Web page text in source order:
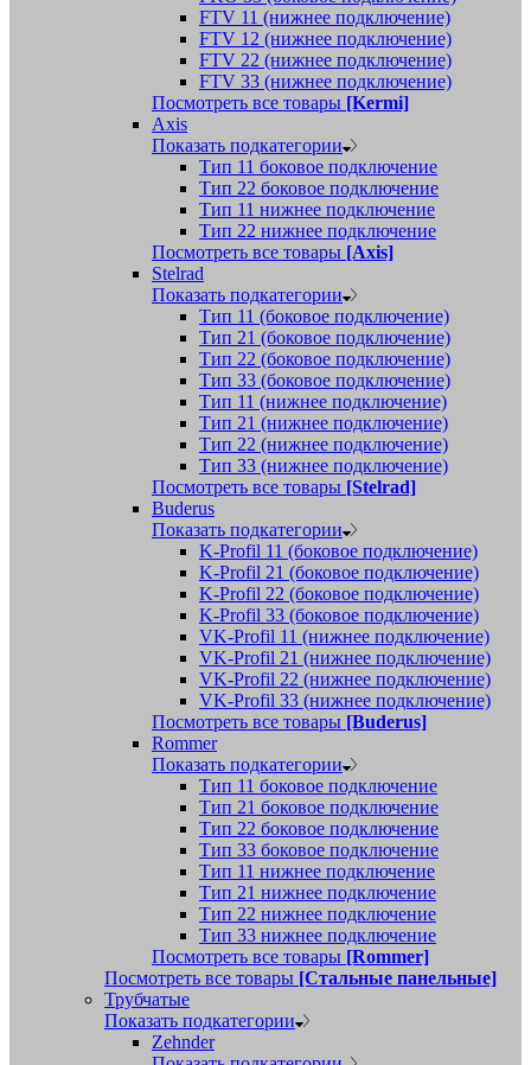
FTV 11 (нижнее подключение)
FTV 12 (нижнее подключение)
FTV 22 (нижнее подключение)
FTV 33 (нижнее подключение)
Посмотреть все товары [Kermi]
Axis
Показать подкатегории
Тип 11 боковое подключение
Тип 22 боковое подключение
Тип 11 нижнее подключение
Тип 22 нижнее подключение
Посмотреть все товары [Axis]
Stelrad
Показать подкатегории
Tип 11 (боковое подключение)
Тип 21 (боковое подключение)
Тип 22 (боковое подключение)
Тип 33 (боковое подключение)
Тип 11 (нижнее подключение)
Тип 21 (нижнее подключение)
Тип 22 (нижнее подключение)
Тип 33 (нижнее подключение)
Посмотреть все товары [Stelrad]
Buderus
Показать подкатегории
K-Profil 11 (боковое подключение)
K-Profil 21 (боковое подключение)
K-Profil 22 (боковое подключение)
K-Profil 33 (боковое подключение)
VK-Profil 11 (нижнее подключение)
VK-Profil 21 (нижнее подключение)
VK-Profil 22 (нижнее подключение)
VK-Profil 33 (нижнее подключение)
Посмотреть все товары [Buderus]
Rommer
Показать подкатегории
Тип 11 боковое подключение
Тип 21 боковое подключение
Тип 22 боковое подключение
Тип 33 боковое подключение
Тип 11 нижнее подключение
Тип 21 нижнее подключение
Тип 22 нижнее подключение
Тип 33 нижнее подключение
Посмотреть все товары [Rommer]
Посмотреть все товары [Стальные панельные]
Трубчатые
Показать подкатегории
Zehnder